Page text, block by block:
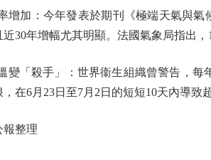
加：今年發表於期刊《極端天氣與氣
30年增幅尤其明顯。法國氣象局指出，
「殺手」：世界衞生組織曾警告，每
在6月23日至7月2日的短短10天內導致
整理